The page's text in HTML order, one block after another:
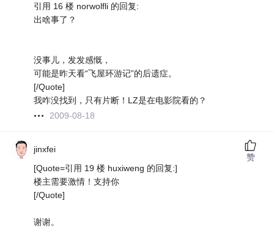
引用 16 楼 norwolfli 的回复:
出啥事了？
没事儿，发发感慨，
可能是昨天看“飞屋环游记”的后遗症。
[/Quote]
我咋没找到，只有片断！LZ是在电影院看的？
2009-08-18
jinxfei
[Quote=引用 19 楼 huxiweng 的回复:]
楼主需要激情！支持你
[/Quote]
谢谢。
赞